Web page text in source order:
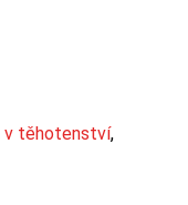
v těhotenství,